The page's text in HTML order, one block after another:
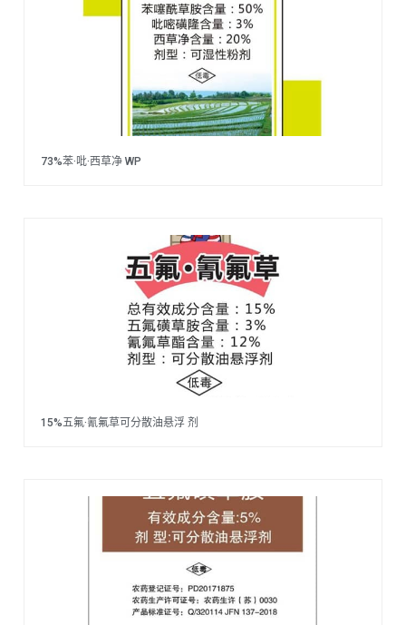
73%苯·吡·西草净 WP
15%五氟·氰氟草可分散油悬浮 剂